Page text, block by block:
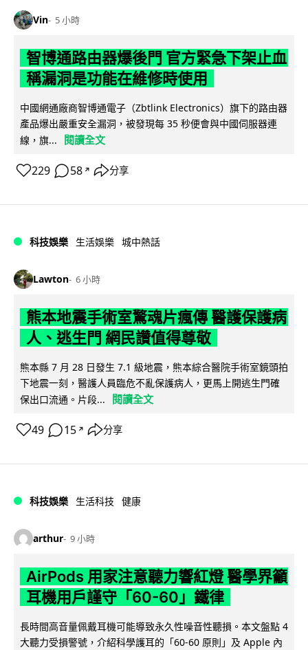
Vin 5 小時
智博通路由器爆後門 官方緊急下架止血
稱漏洞是功能在維修時使用
中國網通廠商智博通電子（Zbtlink Electronics）旗下的路由器
產品爆出嚴重安全漏洞，被發現每 35 秒便會與中國伺服器連
線，旗...
閱讀全文
229 58 ↗ 分享
科技娛樂 生活娛樂 城中熱話
Lawton 6 小時
熊本地震手術室驚魂片瘋傳 醫護保護病
人、逃生門 網民讚值得尊敬
熊本縣 7 月 28 日發生 7.1 級地震，熊本綜合醫院手術室鏡頭拍
下地震一刻，醫護人員臨危不亂保護病人，更馬上開逃生門確
保出口流通。片段...
閱讀全文
49 15 ↗ 分享
科技娛樂 生活科技 健康
arthur 9 小時
AirPods 用家注意聽力響紅燈 醫學界籲
耳機用戶謹守「60-60」鐵律
長時間高音量佩戴耳機可能導致永久性噪音性聽損。本文盤點 4
大聽力受損警號，介紹科學護耳的「60-60 原則」及 Apple 內